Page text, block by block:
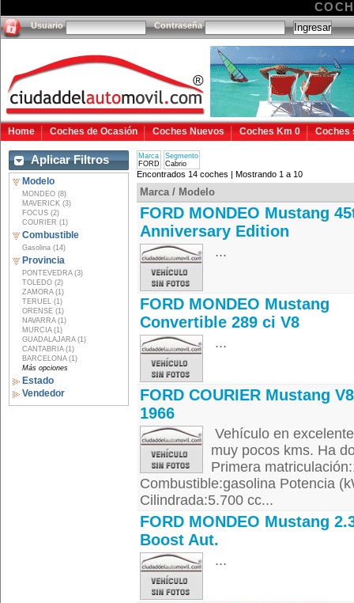
Usuario Contraseña
Home Coches de Ocasión Coches Nuevos Coches Km 0 Coches
Aplicar Filtros
Modelo
MONDEO (8)
MAVERICK (3)
FOCUS (2)
COURIER (1)
Combustible
Gasolina (14)
Provincia
PONTEVEDRA (3)
TOLEDO (2)
ZAMORA (1)
TERUEL (1)
ORENSE (1)
NAVARRA (1)
MURCIA (1)
GUADALAJARA (1)
CANTABRIA (1)
BARCELONA (1)
Más opciones
Estado
Vendedor
Marca
FORD
Segmento
Cabrio
Encontrados 14 coches | Mostrando 1 a 10
Marca / Modelo
FORD MONDEO Mustang
Anniversary Edition
...
FORD MONDEO Mustang
Convertible 289 ci V8
...
FORD COURIER Mustang V8
1966
Vehículo en
muy pocos kms. Ha
Primera
Combustible:gasolina Potencia
Cilindrada:5.700 cc...
FORD MONDEO Mustang
Boost Aut.
...